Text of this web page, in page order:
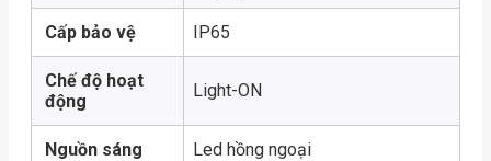
Cấp bảo vệ IP65
Chế độ hoạt
động
Light-ON
Nguồn sáng Led hồng ngoại